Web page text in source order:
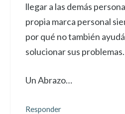
llegar a las demás
propia marca personal
por qué no también
solucionar sus problemas.
Un Abrazo…
Responder